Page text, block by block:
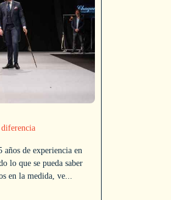
años de experiencia en
lo que se pueda saber
en la medida, ve...